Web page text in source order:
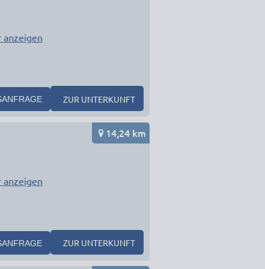
ZUR UNTERKUNFT
14,24 km
ZUR UNTERKUNFT